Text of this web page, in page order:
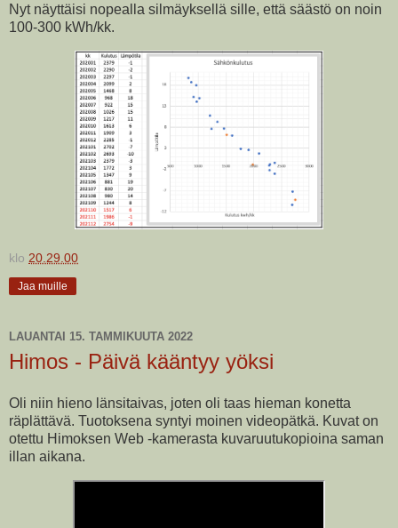
Nyt näyttäisi nopealla silmäyksellä sille, että säästö on noin
100-300 kWh/kk.
klo 20.29.00
Jaa muille
LAUANTAI 15. TAMMIKUUTA 2022
Himos - Päivä kääntyy yöksi
Oli niin hieno länsitaivas, joten oli taas hieman konetta
räplättävä. Tuotoksena syntyi moinen videopätkä. Kuvat on
otettu Himoksen Web -kamerasta kuvaruutukopioina saman
illan aikana.